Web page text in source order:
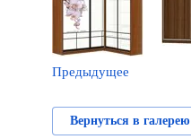
Предыдущее
Вернуться в галерею